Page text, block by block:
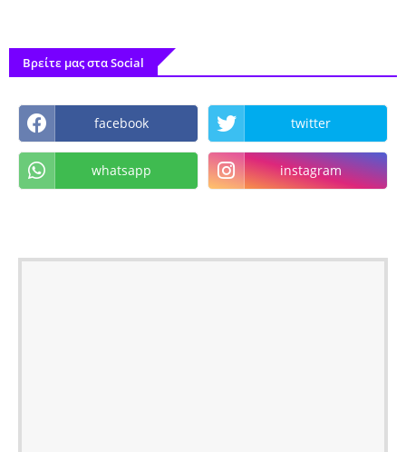
Βρείτε μας στα Social
facebook twitter
whatsapp instagram